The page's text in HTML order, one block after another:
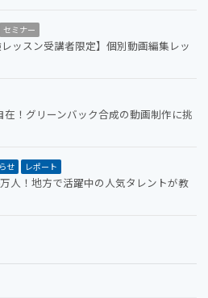
セミナー
ッスン受講者限定】個別動画編集レッ
在！グリーンバック合成の動画制作に挑
せ レポート
人！地方で活躍中の人気タレントが教